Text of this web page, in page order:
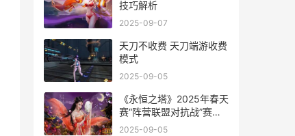
技巧解析
2025-09-07
天刀不收费 天刀端游收费
模式
2025-09-05
《永恒之塔》2025年春天
赛“阵营联盟对抗战”赛事
报名开启 《永恒之塔》怀
2025-09-05